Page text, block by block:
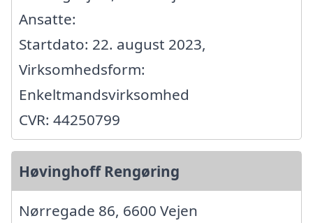
Ansatte:
Startdato: 22. august 2023,
Virksomhedsform:
Enkeltmandsvirksomhed
CVR: 44250799
Høvinghoff Rengøring
Nørregade 86, 6600 Vejen